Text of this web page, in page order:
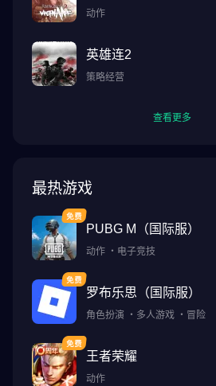
动作
英雄连2
策略经营
查看更多
最热游戏
PUBG M（国际服）
动作 ・ 电子竞技
罗布乐思（国际服）
角色扮演 ・ 多人游戏 ・ 冒险
王者荣耀
动作